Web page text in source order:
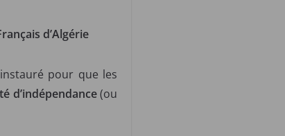
d’Algérie
pour que les
d’indépendance(ou